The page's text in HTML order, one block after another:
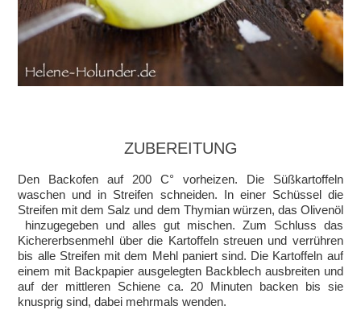
ZUBEREITUNG
Den Backofen auf 200 C° vorheizen. Die Süßkartoffeln
waschen und in Streifen schneiden. In einer Schüssel die
Streifen mit dem Salz und dem Thymian würzen, das Olivenöl
hinzugegeben und alles gut mischen. Zum Schluss das
Kichererbsenmehl über die Kartoffeln streuen und verrühren
bis alle Streifen mit dem Mehl paniert sind. Die Kartoffeln auf
einem mit Backpapier ausgelegten Backblech ausbreiten und
auf der mittleren Schiene ca. 20 Minuten backen bis sie
knusprig sind, dabei mehrmals wenden.